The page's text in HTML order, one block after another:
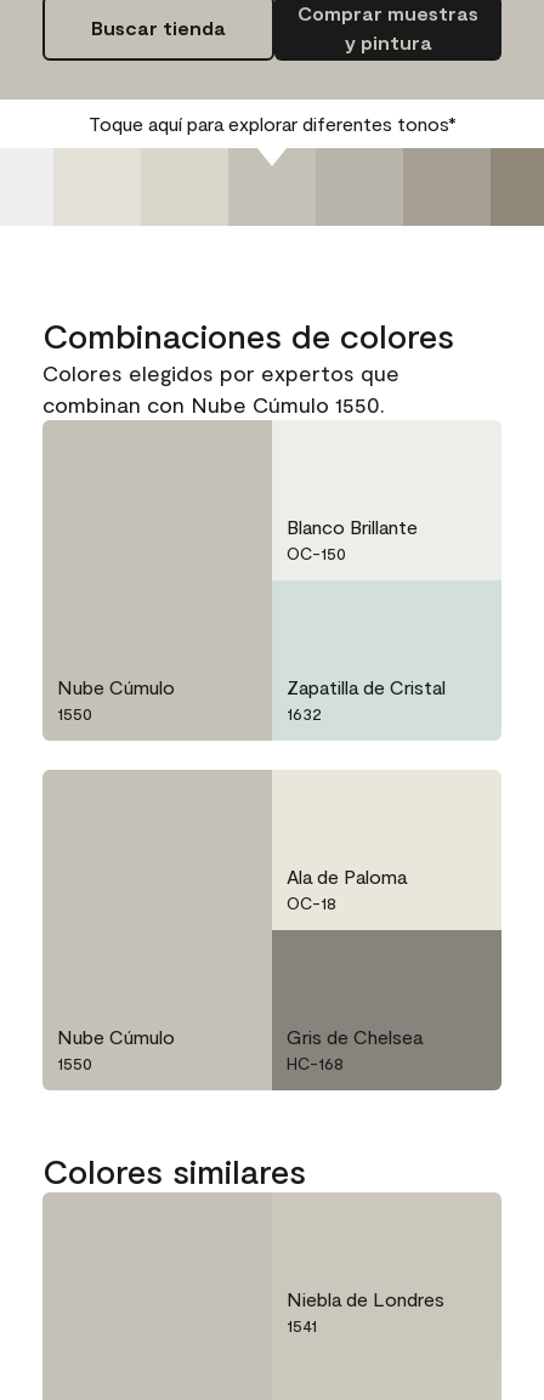
Buscar tienda
Comprar muestras
y pintura
Toque aquí para explorar diferentes tonos*
Combinaciones de colores
Colores elegidos por expertos que
combinan con Nube Cúmulo 1550.
Nube Cúmulo
1550
Blanco Brillante
OC-150
Zapatilla de Cristal
1632
Nube Cúmulo
1550
Ala de Paloma
OC-18
Gris de Chelsea
HC-168
Colores similares
Niebla de Londres
1541